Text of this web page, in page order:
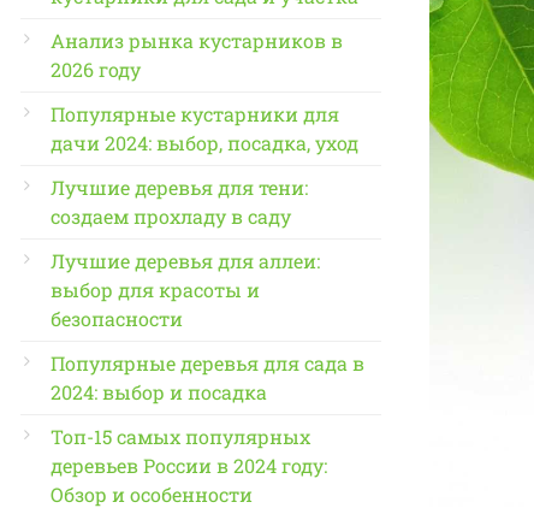
Анализ рынка кустарников в
2026 году
Популярные кустарники для
дачи 2024: выбор, посадка, уход
Лучшие деревья для тени:
создаем прохладу в саду
Лучшие деревья для аллеи:
выбор для красоты и
безопасности
Популярные деревья для сада в
2024: выбор и посадка
Топ-15 самых популярных
деревьев России в 2024 году:
Обзор и особенности